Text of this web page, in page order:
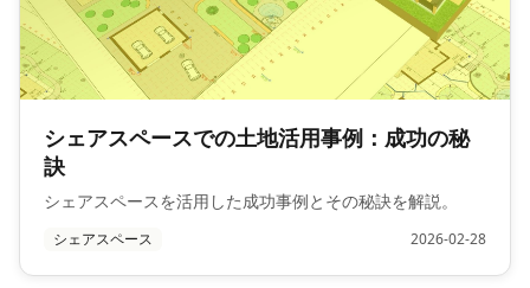
シェアスペースでの土地活用事例：成功の秘
訣
シェアスペースを活用した成功事例とその秘訣を解説。
シェアスペース 2026-02-28